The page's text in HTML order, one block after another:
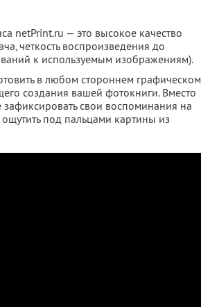
netPrint.ru — это высокое качество
четкость воспроизведения до
к используемым изображениям).
в любом стороннем графическом
создания вашей фотокниги. Вместо
свои воспоминания на
под пальцами картины из